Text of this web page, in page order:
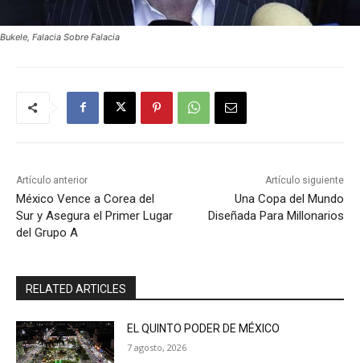
Bukele, Falacia Sobre Falacia
Artículo anterior
México Vence a Corea del
Sur y Asegura el Primer Lugar
del Grupo A
Artículo siguiente
Una Copa del Mundo
Diseñada Para Millonarios
RELATED ARTICLES
EL QUINTO PODER DE MÉXICO
7 agosto, 2026